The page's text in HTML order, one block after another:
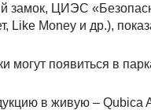
ЦИЭС
Like Money и др.),
появиться в
в живую – Qubica